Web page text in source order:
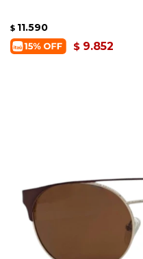
$ 11.590
$ 9.852